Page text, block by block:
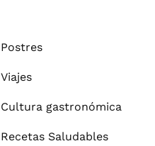
Postres
Viajes
Cultura gastronómica
Recetas Saludables